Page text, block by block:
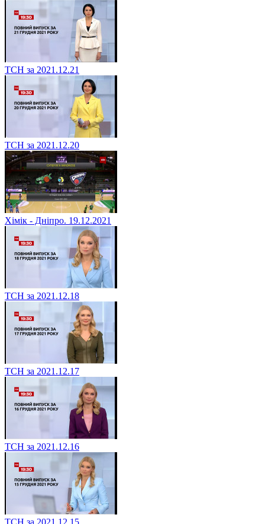
ТСН за 2021.12.21
ТСН за 2021.12.20
Хімік - Дніпро. 19.12.2021
ТСН за 2021.12.18
ТСН за 2021.12.17
ТСН за 2021.12.16
ТСН за 2021.12.15